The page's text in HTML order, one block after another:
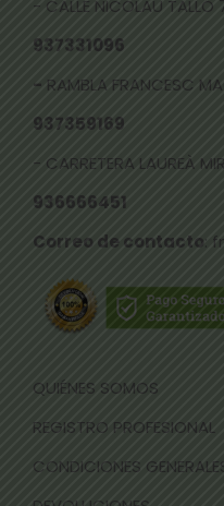
- CALLE NICOLAU TALLÓ
937331096
- RAMBLA FRANCESC
937359169
- CARRETERA LAUREÀ
936666451
Correo de contacto:
QUIÉNES SOMOS
REGISTRO PROFESIONAL
CONDICIONES